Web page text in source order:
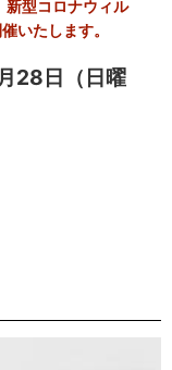
新型コロナウィル
いたします。
28日（日曜